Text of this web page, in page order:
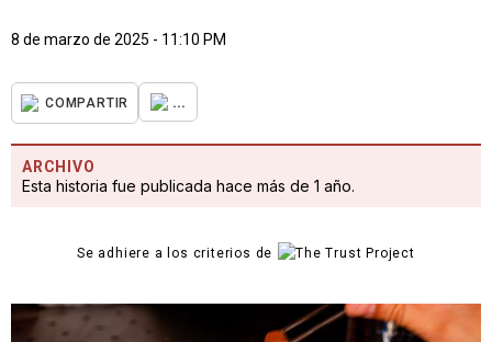
8 de marzo de 2025 - 11:10 PM
COMPARTIR ...
ARCHIVO
Esta historia fue publicada hace más de 1 año.
Se adhiere a los criterios de